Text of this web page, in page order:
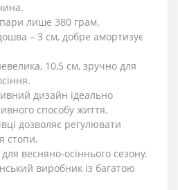
пари лише 380 грам.
– 3 см, добре амортизує
10,5 см, зручно для
дизайн ідеально
способу життя.
дозволяє регулювати
стопи.
весняно-осіннього сезону.
виробник із багатою